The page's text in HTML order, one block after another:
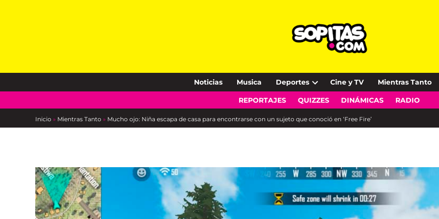
Noticias Musica Deportes
Open
dropdown
Cine y TV Mientras Tanto
REPORTAJES QUIZZES DINÁMICAS RADIO
Inicio » Mientras Tanto » Mucho ojo: Niña escapa de casa para encontrarse con un sujeto que conoció en ‘Free Fire’